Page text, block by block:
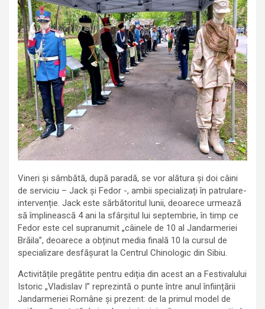
Vineri și sâmbătă, după paradă, se vor alătura și doi câini
de serviciu – Jack și Fedor -, ambii specializați în patrulare-
intervenție. Jack este sărbătoritul lunii, deoarece urmează
să împlinească 4 ani la sfârșitul lui septembrie, în timp ce
Fedor este cel supranumit „câinele de 10 al Jandarmeriei
Brăila”, deoarece a obținut media finală 10 la cursul de
specializare desfășurat la Centrul Chinologic din Sibiu.
Activitățile pregătite pentru ediția din acest an a Festivalului
Istoric „Vladislav I” reprezintă o punte între anul înființării
Jandarmeriei Române și prezent: de la primul model de